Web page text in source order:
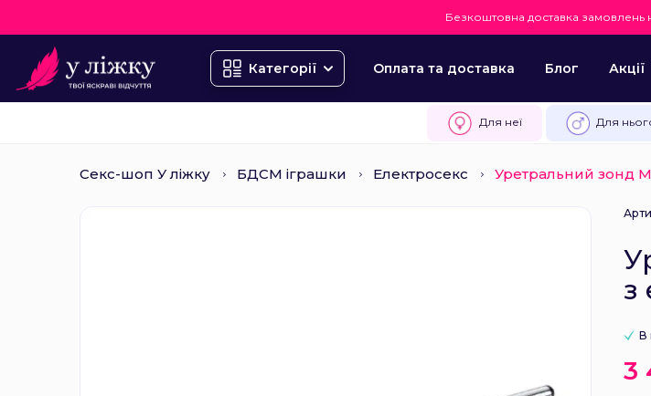
Безкоштовна доставка замовлень
Категорії Оплата та доставка Блог Акції
Для неї Для
Секс-шоп У ліжку БДСМ іграшки Електросекс Уретральний зонд
з
В
3